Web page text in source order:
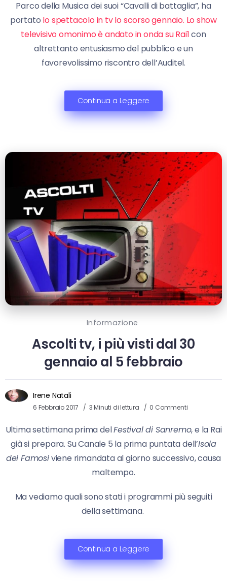
Parco della Musica dei suoi “Cavalli di battaglia”, ha
portato lo spettacolo in tv lo scorso gennaio. Lo show
televisivo omonimo è andato in onda su Rai1con
altrettanto entusiasmo del pubblico e un
favorevolissimo riscontro dell’Auditel.
Continua a Leggere
Informazione
Ascolti tv, i più visti dal 30
gennaio al 5 febbraio
Irene Natali
6 Febbraio 2017 3 Minuti di lettura 0 Commenti
Ultima settimana prima delFestival di Sanremo, e la Rai
già si prepara. Su Canale 5 la prima puntata dell’Isola
dei Famosiviene rimandata al giorno successivo, causa
maltempo.
Ma vediamo quali sono stati i programmi più seguiti
della settimana.
Continua a Leggere